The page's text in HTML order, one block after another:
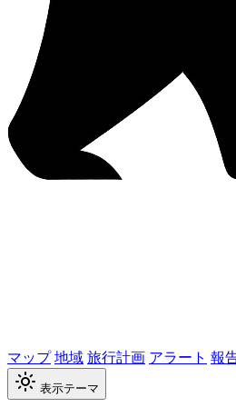
マップ地域旅行計画 アラート 報
表示テーマ